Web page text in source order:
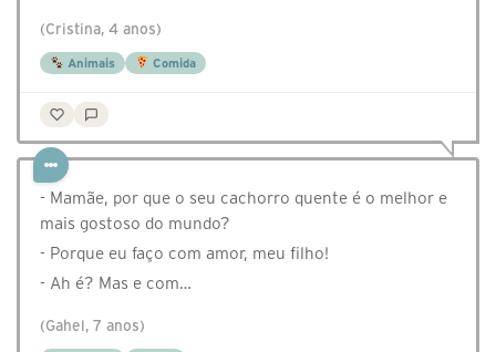
(Cristina, 4 anos)
Animais Comida
- Mamãe, por que o seu cachorro quente é o melhor e
mais gostoso do mundo?
- Porque eu faço com amor, meu filho!
- Ah é? Mas e com…
(Gahel, 7 anos)